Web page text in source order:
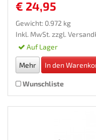
€ 24,95
Gewicht: 0.972 kg
Inkl. MwSt. zzgl.
Auf Lager
Mehr In den
Wunschliste